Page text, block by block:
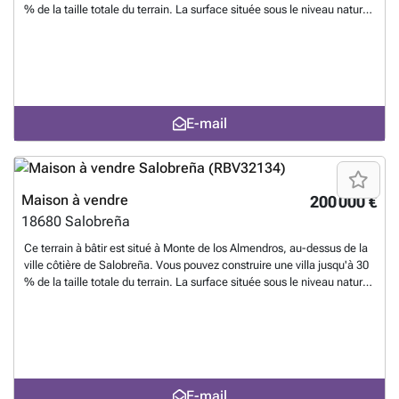
% de la taille totale du terrain. La surface située sous le niveau naturel
E-mail
200 000 €
Maison à vendre
18680 Salobreña
Ce terrain à bâtir est situé à Monte de los Almendros, au-dessus de la
ville côtière de Salobreña. Vous pouvez construire une villa jusqu'à 30
% de la taille totale du terrain. La surface située sous le niveau naturel